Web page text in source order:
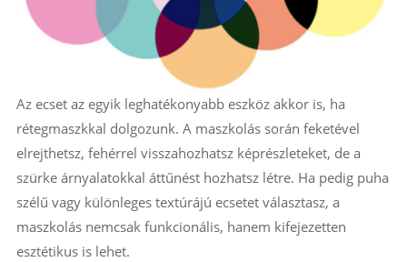
Az ecset az egyik leghatékonyabb eszköz akkor is, ha
rétegmaszkkal dolgozunk. A maszkolás során feketével
elrejthetsz, fehérrel visszahozhatsz képrészleteket, de a
szürke árnyalatokkal áttűnést hozhatsz létre. Ha pedig puha
szélű vagy különleges textúrájú ecsetet választasz, a
maszkolás nemcsak funkcionális, hanem kifejezetten
esztétikus is lehet.